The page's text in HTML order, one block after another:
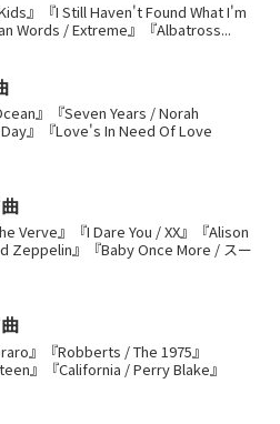
』『I Still Haven't Found What I'm
Words / Extreme』『Albatross...
』『Seven Years / Norah
』『Love's In Need Of Love
Verve』『I Dare You / XX』『Alison
Zeppelin』『Baby Once More / スー
』『Robberts / The 1975』
』『California / Perry Blake』